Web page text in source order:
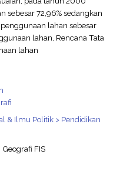
sebesar 72,96% sedangkan
lahan sebesar
lahan, Rencana Tata
lahan
& Ilmu Politik > Pendidikan
FIS